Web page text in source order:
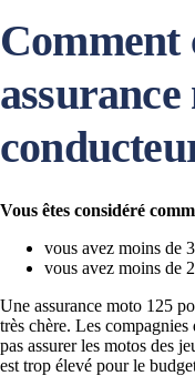
Comment
Vous êtes considéré
vous avez moins de
vous avez moins de
Une assurance moto 125
très chère. Les compagnies
pas assurer les motos des
est trop élevé pour le